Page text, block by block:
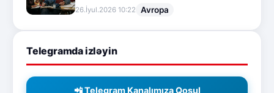
26.İyul.2026 10:22 Avropa
Telegramda izləyin
📲 Telegram Kanalımıza Qoşul